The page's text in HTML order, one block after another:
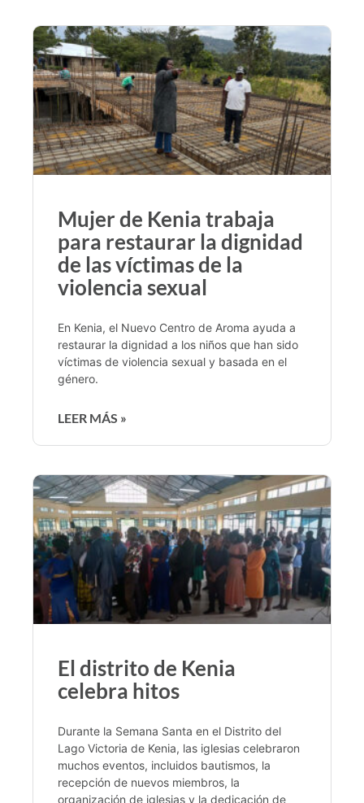
Mujer de Kenia trabaja
para restaurar la dignidad
de las víctimas de la
violencia sexual
En Kenia, el Nuevo Centro de Aroma ayuda a
restaurar la dignidad a los niños que han sido
víctimas de violencia sexual y basada en el
género.
LEER MÁS »
El distrito de Kenia
celebra hitos
Durante la Semana Santa en el Distrito del
Lago Victoria de Kenia, las iglesias celebraron
muchos eventos, incluidos bautismos, la
recepción de nuevos miembros, la
organización de iglesias y la dedicación de